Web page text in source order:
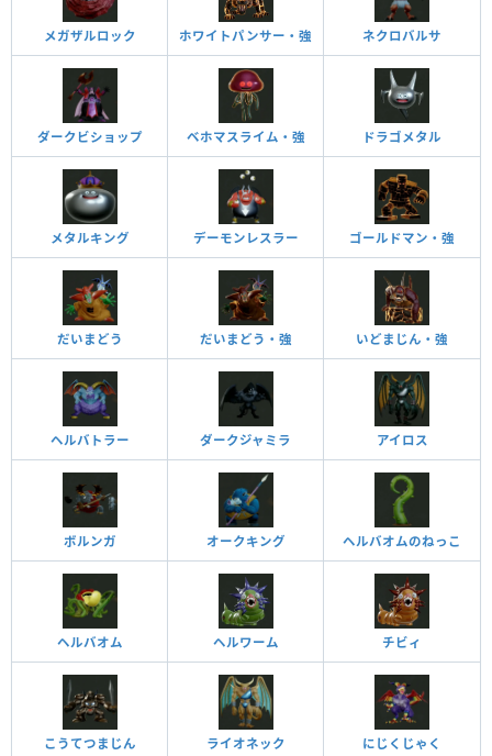
メガザルロック ホワイトパンサー・強 ネクロバルサ
ダークビショップ ベホマスライム・強 ドラゴメタル
メタルキング デーモンレスラー ゴールドマン・強
だいまどう だいまどう・強 いどまじん・強
ヘルバトラー ダークジャミラ アイロス
ボルンガ オークキング ヘルバオムのねっこ
ヘルバオム ヘルワーム チビィ
こうてつまじん ライオネック にじくじゃく